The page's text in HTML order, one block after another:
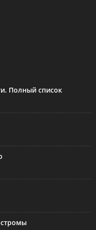
Полный список